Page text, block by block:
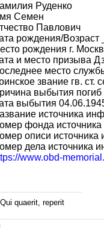
Руденко
Семен
Павлович
рождения/Возраст
рождения г.
и место призыва
место
звание гв. ст.
выбытия погиб
выбытия
источника
фонда
описи
дела источника
www.obd-
Qui quaerit, reperit